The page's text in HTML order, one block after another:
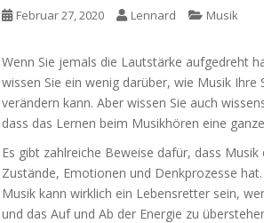
Februar 27, 2020 Lennard Musik
Wenn Sie jemals die Lautstärke aufgedreht
wissen Sie ein wenig darüber, wie Musik
verändern kann. Aber wissen Sie auch
dass das Lernen beim Musikhören eine
Es gibt zahlreiche Beweise dafür, dass
Zustände, Emotionen und Denkprozesse
Musik kann wirklich ein Lebensretter sein,
und das Auf und Ab der Energie zu